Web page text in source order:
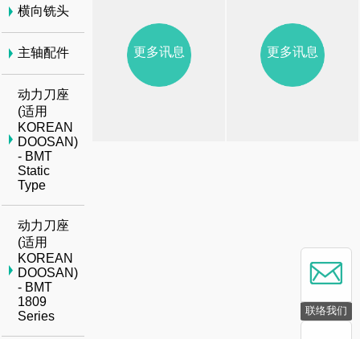
联络我们
更多讯息 更多讯息
横向铣头
主轴配件
动力刀座
(适用
KOREAN
DOOSAN)
- BMT
Static
Type
动力刀座
(适用
KOREAN
DOOSAN)
- BMT
1809
Series